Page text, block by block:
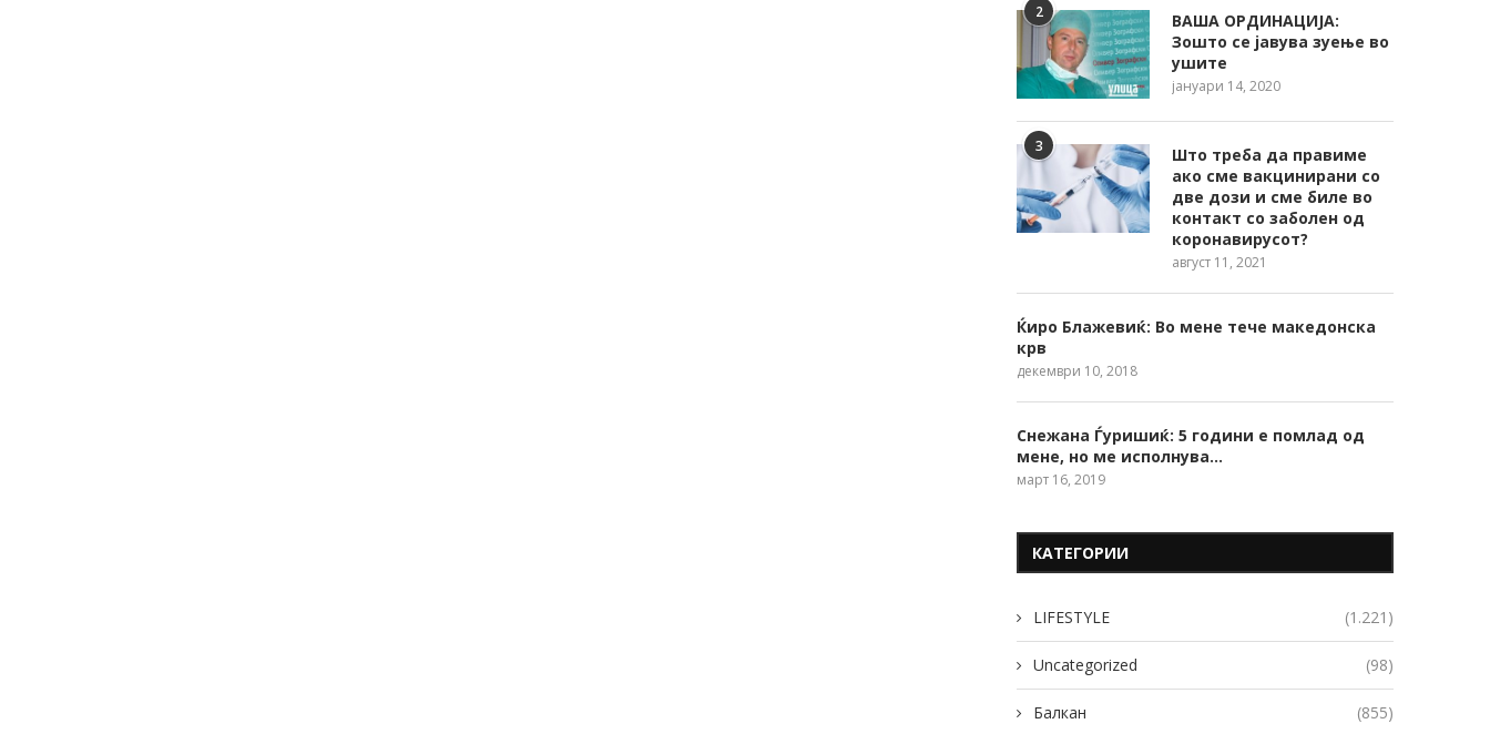
2
ВАША ОРДИНАЦИЈА:
Зошто се јавува зуење во
ушите
јануари 14, 2020
3
Што треба да правиме
ако сме вакцинирани со
две дози и сме биле во
контакт со заболен од
коронавирусот?
август 11, 2021
Ќиро Блажевиќ: Во мене тече македонска
крв
декември 10, 2018
Снежана Ѓуришиќ: 5 години е помлад од
мене, но ме исполнува…
март 16, 2019
КАТЕГОРИИ
LIFESTYLE (1.221)
Uncategorized (98)
Балкан (855)